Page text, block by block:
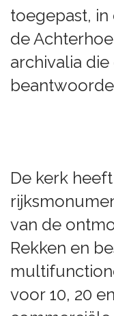
toegepast, in
de
archivalia
De kerk
van de
Rekken en
voor 10, 20